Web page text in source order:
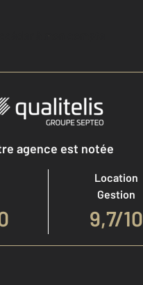
Accéder à mon compte
agence est notée
Location
Gestion
9,7/10